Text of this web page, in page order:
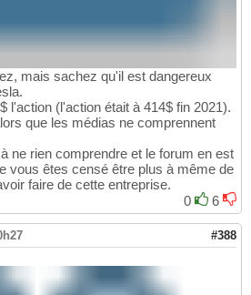
mais sachez qu'il est dangereux
l'action (l'action était à 414$ fin 2021).
que les médias ne comprennent
ne rien comprendre et le forum en est
vous êtes censé être plus à même de
faire de cette entreprise.
0
6
#388